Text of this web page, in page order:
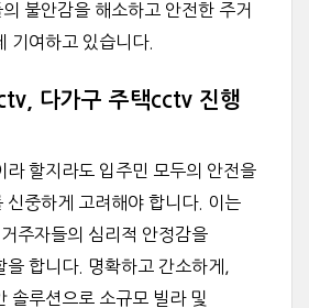
불안감을 해소하고 안전한 주거
기여하고 있습니다.
다가구 주택cctv 진행
라 할지라도 입주민 모두의 안전을
신중하게 고려해야 합니다. 이는
주자들의 심리적 안정감을
합니다. 명확하고 간소하게,
솔루션으로 소규모 빌라 및